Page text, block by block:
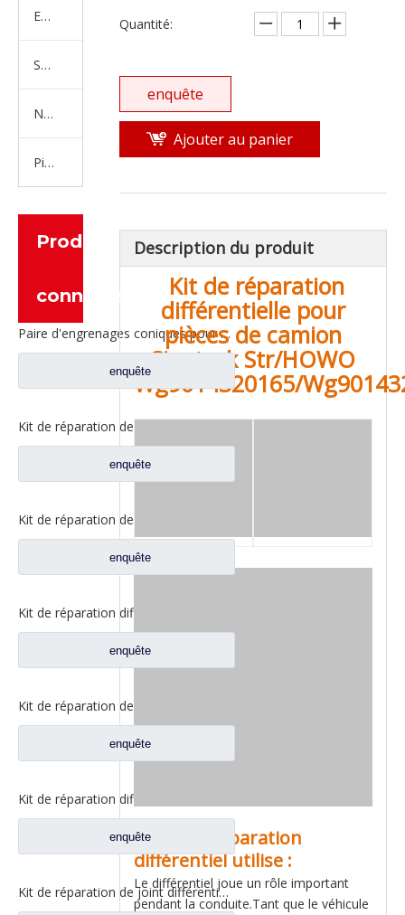
Embrayage Série
Série de bras de réglage
Nouvelles pièces de camion d'énergie
Pièces de moteur
Produits
connexes
Paire d'engrenages coniques pour pièces de rechange de camion Sinotruk Hande Man HD90009320239
enquête
enquête
enquête
enquête
enquête
enquête
Kit de réparation de joint différentiel pour pièces de rechange de camion Sinotruk STR HOWO WG9014320165/WG9014320198/WG9014320503
Quantité:
enquête
Ajouter au panier
Description du produit
Kit de réparation
différentielle pour
pièces de camion
Sinotruk Str/HOWO
Wg9014320165/
Le kit de réparation
différentiel utilise :
Le différentiel joue un rôle important
pendant la conduite.Tant que le véhicule